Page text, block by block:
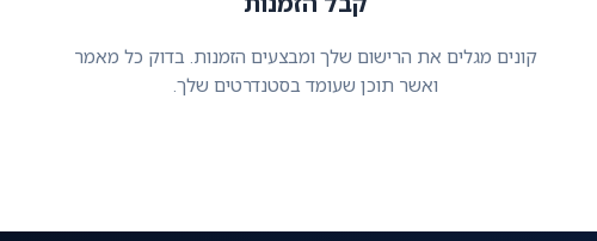
קונים מגלים את הרישום שלך ומבצעים הזמנות. בדוק כל מאמר
ואשר תוכן שעומד בסטנדרטים שלך.